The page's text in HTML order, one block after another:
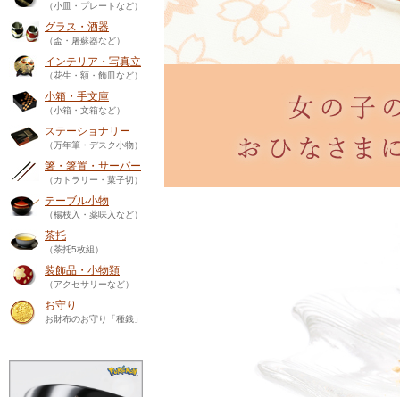
（小皿・プレートなど）
グラス・酒器
（盃・屠蘇器など）
インテリア・写真立
（花生・額・飾皿など）
小箱・手文庫
（小箱・文箱など）
ステーショナリー
（万年筆・デスク小物）
箸・箸置・サーバー
（カトラリー・菓子切）
テーブル小物
（楊枝入・薬味入など）
茶托
（茶托5枚組）
装飾品・小物類
（アクセサリーなど）
お守り
お財布のお守り「種銭」